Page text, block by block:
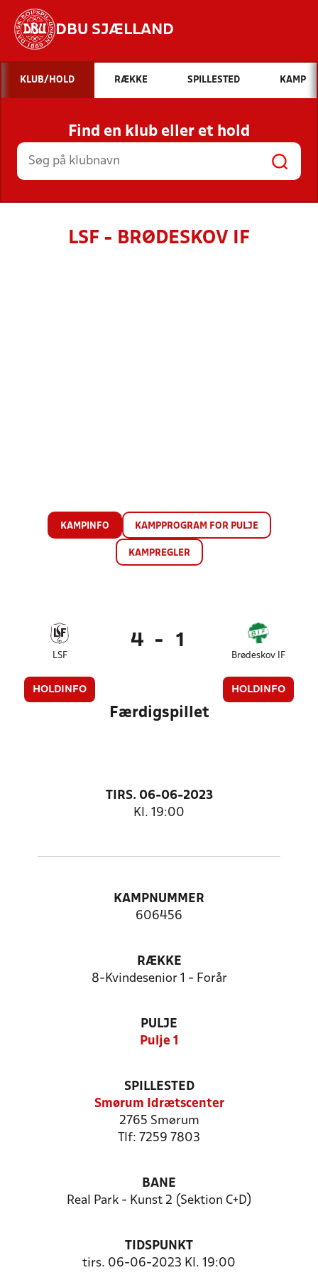
DBU SJÆLLAND
Hvad vil du søge efter?
INDHOLD OG NYHEDER
STILLINGER, RESULTATER, KLUBBER OG
HOLD
KLUB/HOLD RÆKKE SPILLESTED KAMP
Find en klub eller et hold
LSF - BRØDESKOV IF
KAMPINFO KAMPPROGRAM FOR PULJE
KAMPREGLER
LSF
HOLDINFO
4 - 1
Brødeskov IF
HOLDINFO
Færdigspillet
TIRS. 06-06-2023
Kl. 19:00
KAMPNUMMER
606456
RÆKKE
8-Kvindesenior 1 - Forår
PULJE
Pulje 1
SPILLESTED
Smørum Idrætscenter
2765 Smørum
Tlf: 7259 7803
BANE
Real Park - Kunst 2 (Sektion C+D)
TIDSPUNKT
tirs. 06-06-2023 Kl. 19:00